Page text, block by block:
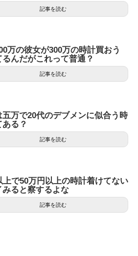
記事を読む
万の彼女が300万の時計買おう
るんだがこれって普通？
記事を読む
五万で20代のデブメンに似合う時
る？
記事を読む
上で50万円以上の時計着けてない
みると察するよな
記事を読む